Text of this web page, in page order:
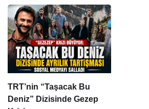
TRT’nin “Taşacak Bu
Deniz” Dizisinde Gezep